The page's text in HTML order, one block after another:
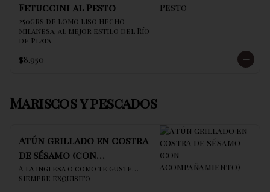
Fetuccini al Pesto
250grs de lomo liso hecho
milanesa, al mejor estilo del Río
de Plata
$8.950
Mariscos y pescados
Atún grillado en costra
de sésamo (con
acompañamiento)
A la inglesa o como te guste…
siempre exquisito